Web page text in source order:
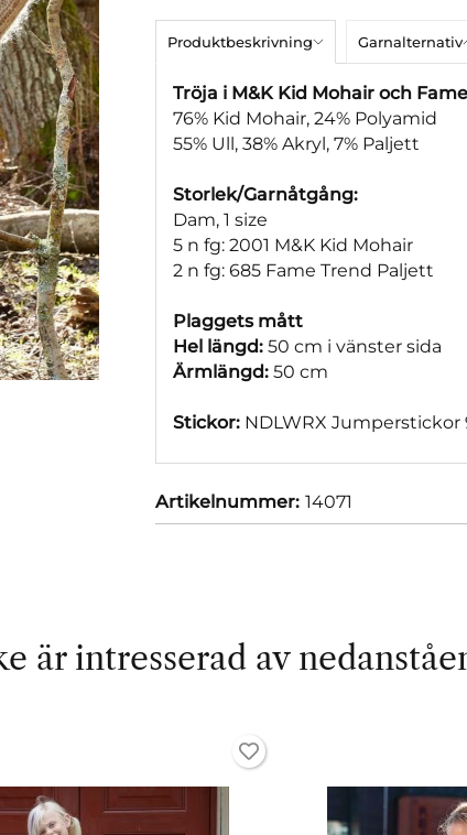
Produktbeskrivning Garnalternativ
Tröja i M&K Kid Mohair och
76% Kid Mohair, 24% Polyamid
55% Ull, 38% Akryl, 7% Paljett
Storlek/Garnåtgång:
Dam, 1 size
5 n fg: 2001 M&K Kid Mohair
2 n fg: 685 Fame Trend Paljett
Plaggets mått
Hel längd: 50 cm i vänster sida
Ärmlängd: 50 cm
Stickor: NDLWRX Jumperstickor
Artikelnummer: 14071
är intresserad av